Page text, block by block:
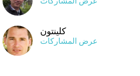
كلينتون
عرض المشاركات